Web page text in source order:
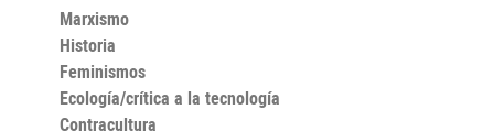
Marxismo
Historia
Feminismos
Ecología/crítica a la tecnología
Contracultura